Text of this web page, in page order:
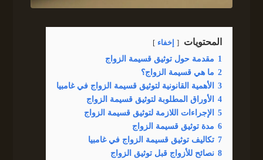
المحتويات إخفاء
1 مقدمة حول توثيق قسيمة الزواج
2 ما هي قسيمة الزواج؟
3
الأهمية القانونية لتوثيق قسيمة الزواج في غامبيا
4
الأوراق المطلوبة لتوثيق قسيمة الزواج
5
الإجراءات اللازمة لتوثيق قسيمة الزواج
6 مدة توثيق قسيمة الزواج
7 تكاليف توثيق قسيمة الزواج في غامبيا
8 نصائح للأزواج قبل توثيق الزواج